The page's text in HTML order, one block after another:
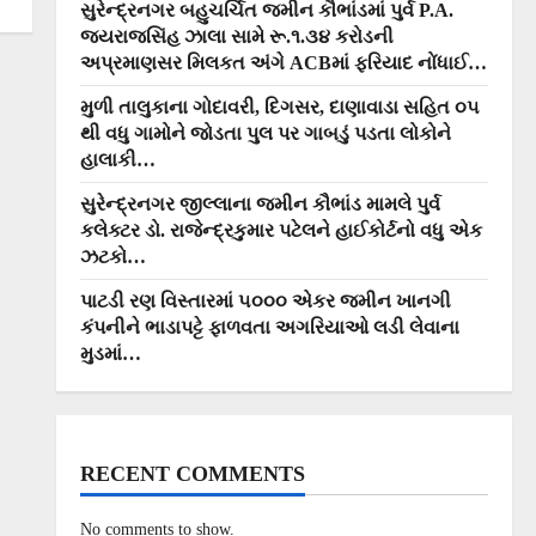
સુરેન્દ્રનગર બહુચર્ચિત જમીન કૌભાંડમાં પુર્વ P.A.
જયરાજસિંહ ઝાલા સામે રૂ.૧.૩૪ કરોડની
અપ્રમાણસર મિલકત અંગે ACBમાં ફરિયાદ નોંધાઈ…
મુળી તાલુકાના ગોદાવરી, દિગસર, દાણાવાડા સહિત ૦૫
થી વધુ ગામોને જોડતા પુલ પર ગાબડું પડતા લોકોને
હાલાકી…
સુરેન્દ્રનગર જીલ્લાના જમીન કૌભાંડ મામલે પુર્વ
કલેક્ટર ડો. રાજેન્દ્રકુમાર પટેલને હાઈકોર્ટનો વધુ એક
ઝટકો…
પાટડી રણ વિસ્તારમાં ૫૦૦૦ એકર જમીન ખાનગી
કંપનીને ભાડાપટ્ટે ફાળવતા અગરિયાઓ લડી લેવાના
મુડમાં…
RECENT COMMENTS
No comments to show.